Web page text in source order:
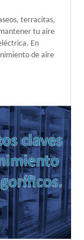
terracitas,
tu aire
En
de aire